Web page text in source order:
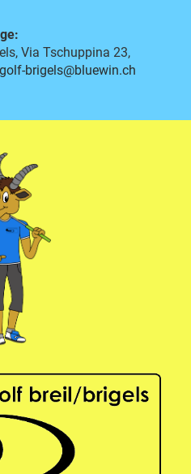
Via Tschuppina 23,
brigels@bluewin.ch